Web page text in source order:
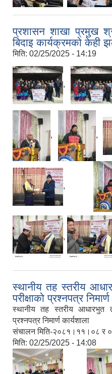
प्रशासन शाखा प्रमुख
बिदाइ कार्यक्रमको केही
मिति: 02/25/2025 - 14:19
,
, ,
,
,
स्थानीय तह स्तरीय
परीक्षाको प्रश्नपत्र
स्थानीय तह स्तरीय आधारभुत
प्रश्नपत्र निमार्ण कार्यशाला
संचालन मिति-२०८१।११।०८ र
मिति: 02/25/2025 - 14:08
,